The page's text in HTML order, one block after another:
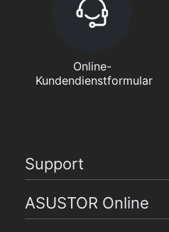
Online-
Kundendienstformular
Support
ASUSTOR Online